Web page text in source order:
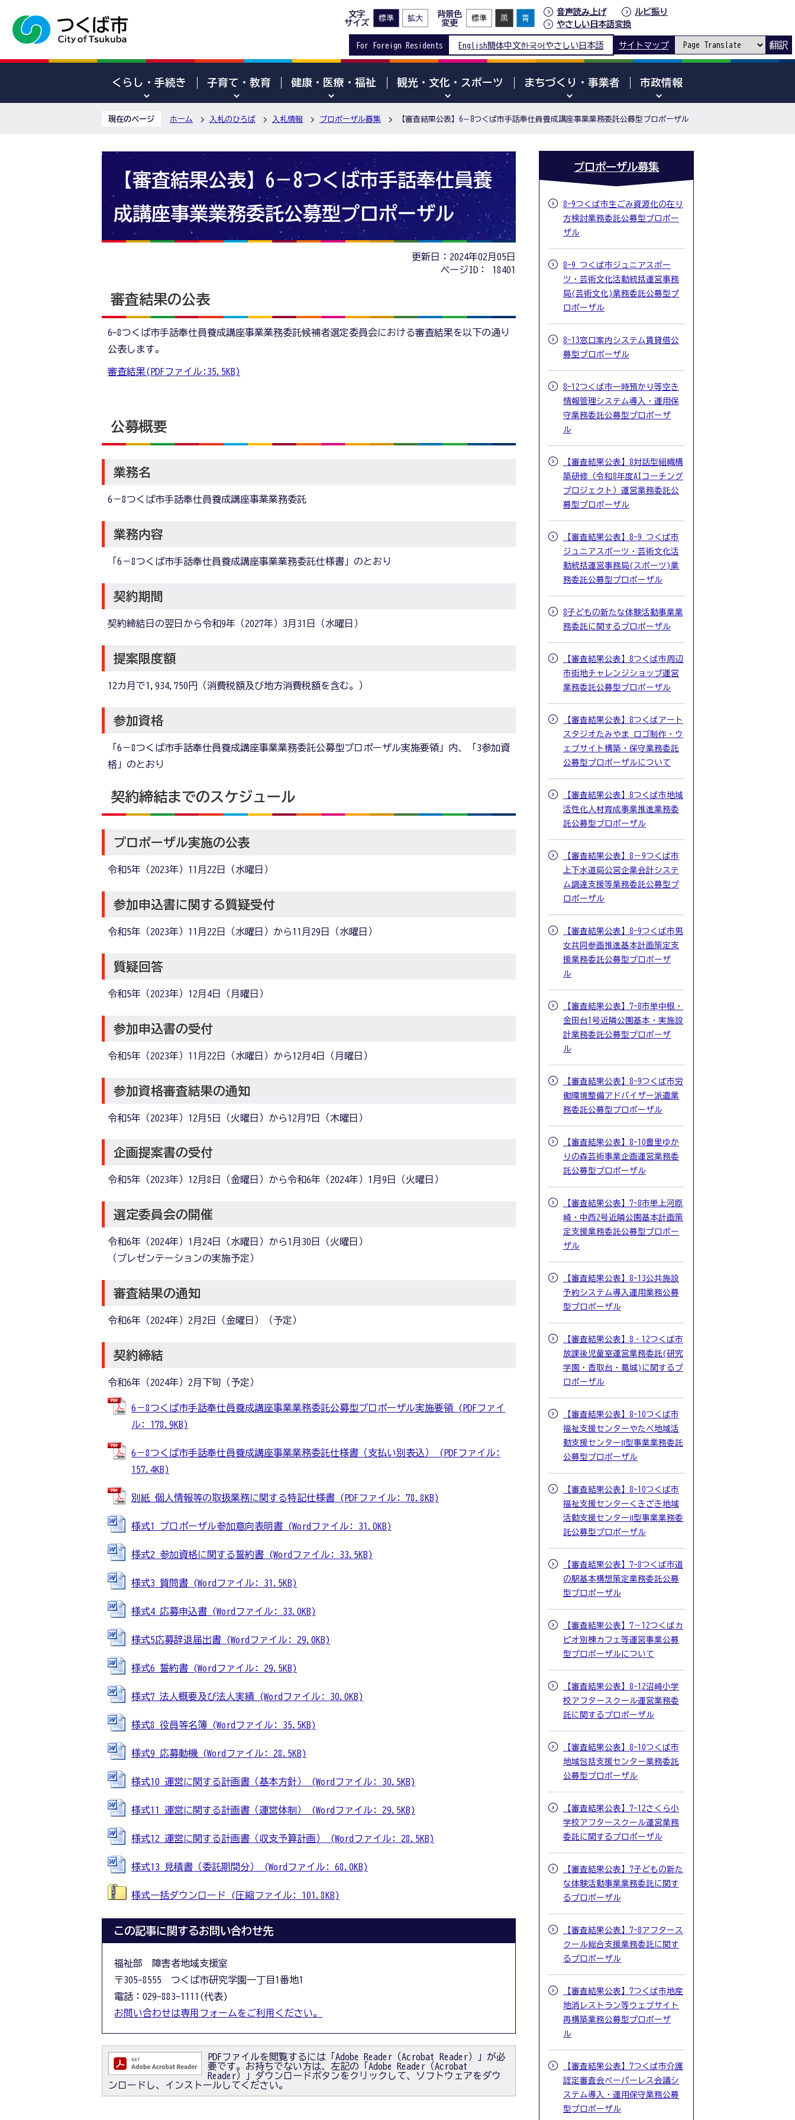
文字
サイズ
背景色
変更
音声読み上げ
ルビ振り
やさしい日本語変換
For Foreign Residents English簡体中文한국어 やさしい日本語 サイトマップ 翻訳
くらし・手続き 子育て・教育 健康・医療・福祉 観光・文化・スポーツ まちづくり・事業者 市政情報
現在のページ ホーム 入札のひろば 入札情報 プロポーザル募集 【審査結果公表】6－8つくば市手話奉仕員養成講座事業業務委託公募型プロポーザル
【審査結果公表】6－8つくば市手話奉仕員養
成講座事業業務委託公募型プロポーザル
更新日：2024年02月05日
ページID：
18401
審査結果の公表
6-8つくば市手話奉仕員養成講座事業業務委託候補者選定委員会における審査結果を以下の通り
公表します。
審査結果(PDFファイル:35.5KB)
公募概要
業務名
6－8つくば市手話奉仕員養成講座事業業務委託
業務内容
「6－8つくば市手話奉仕員養成講座事業業務委託仕様書」のとおり
契約期間
契約締結日の翌日から令和9年（2027年）3月31日（水曜日）
提案限度額
12カ月で1,934,750円（消費税額及び地方消費税額を含む。）
参加資格
「6－8つくば市手話奉仕員養成講座事業業務委託公募型プロポーザル実施要領」内、「3参加資
格」のとおり
契約締結までのスケジュール
プロポーザル実施の公表
令和5年（2023年）11月22日（水曜日）
参加申込書に関する質疑受付
令和5年（2023年）11月22日（水曜日）から11月29日（水曜日）
質疑回答
令和5年（2023年）12月4日（月曜日）
参加申込書の受付
令和5年（2023年）11月22日（水曜日）から12月4日（月曜日）
参加資格審査結果の通知
令和5年（2023年）12月5日（火曜日）から12月7日（木曜日）
企画提案書の受付
令和5年（2023年）12月8日（金曜日）から令和6年（2024年）1月9日（火曜日）
選定委員会の開催
令和6年（2024年）1月24日（水曜日）から1月30日（火曜日）
（プレゼンテーションの実施予定）
審査結果の通知
令和6年（2024年）2月2日（金曜日）（予定）
契約締結
令和6年（2024年）2月下旬（予定）
6－8つくば市手話奉仕員養成講座事業業務委託公募型プロポーザル実施要領 (PDFファイ
ル: 178.9KB)
6－8つくば市手話奉仕員養成講座事業業務委託仕様書（支払い別表込） (PDFファイル:
157.4KB)
別紙 個人情報等の取扱業務に関する特記仕様書 (PDFファイル: 78.8KB)
様式1 プロポーザル参加意向表明書 (Wordファイル: 31.0KB)
様式2 参加資格に関する誓約書 (Wordファイル: 33.5KB)
様式3 質問書 (Wordファイル: 31.5KB)
様式4 応募申込書 (Wordファイル: 33.0KB)
様式5応募辞退届出書 (Wordファイル: 29.0KB)
様式6 誓約書 (Wordファイル: 29.5KB)
様式7 法人概要及び法人実績 (Wordファイル: 30.0KB)
様式8 役員等名簿 (Wordファイル: 35.5KB)
様式9 応募動機 (Wordファイル: 28.5KB)
様式10 運営に関する計画書（基本方針） (Wordファイル: 30.5KB)
様式11 運営に関する計画書（運営体制） (Wordファイル: 29.5KB)
様式12 運営に関する計画書（収支予算計画） (Wordファイル: 28.5KB)
様式13 見積書（委託期間分） (Wordファイル: 68.0KB)
様式一括ダウンロード (圧縮ファイル: 101.8KB)
この記事に関するお問い合わせ先
福祉部 障害者地域支援室
〒305-8555 つくば市研究学園一丁目1番地1
電話：029-883-1111(代表)
お問い合わせは専用フォームをご利用ください。
PDFファイルを閲覧するには「Adobe Reader（Acrobat Reader）」が必
要です。お持ちでない方は、左記の「Adobe Reader（Acrobat
Reader）」ダウンロードボタンをクリックして、ソフトウェアをダウ
ンロードし、インストールしてください。
プロポーザル募集
8-9つくば市生ごみ資源化の在り
方検討業務委託公募型プロポー
ザル
8-9 つくば市ジュニアスポー
ツ・芸術文化活動統括運営事務
局(芸術文化)業務委託公募型プ
ロポーザル
8-13窓口案内システム賃貸借公
募型プロポーザル
8-12つくば市一時預かり等空き
情報管理システム導入・運用保
守業務委託公募型プロポーザ
ル
【審査結果公表】8対話型組織構
築研修（令和8年度AIコーチング
プロジェクト）運営業務委託公
募型プロポーザル
【審査結果公表】8-9 つくば市
ジュニアスポーツ・芸術文化活
動統括運営事務局(スポーツ)業
務委託公募型プロポーザル
8子どもの新たな体験活動事業業
務委託に関するプロポーザル
【審査結果公表】8つくば市周辺
市街地チャレンジショップ運営
業務委託公募型プロポーザル
【審査結果公表】8つくばアート
スタジオたみやま ロゴ制作・ウ
ェブサイト構築・保守業務委託
公募型プロポーザルについて
【審査結果公表】8つくば市地域
活性化人材育成事業推進業務委
託公募型プロポーザル
【審査結果公表】8－9つくば市
上下水道局公営企業会計システ
ム調達支援等業務委託公募型プ
ロポーザル
【審査結果公表】8-9つくば市男
女共同参画推進基本計画策定支
援業務委託公募型プロポーザ
ル
【審査結果公表】7-8市単中根・
金田台1号近隣公園基本・実施設
計業務委託公募型プロポーザ
ル
【審査結果公表】8-9つくば市労
働環境整備アドバイザー派遣業
務委託公募型プロポーザル
【審査結果公表】8-10豊里ゆか
りの森芸術事業企画運営業務委
託公募型プロポーザル
【審査結果公表】7-8市単上河原
崎・中西2号近隣公園基本計画策
定支援業務委託公募型プロポー
ザル
【審査結果公表】8-13公共施設
予約システム導入運用業務公募
型プロポーザル
【審査結果公表】8‐12つくば市
放課後児童室運営業務委託(研究
学園・香取台・葛城)に関するプ
ロポーザル
【審査結果公表】8-10つくば市
福祉支援センターやたべ地域活
動支援センターⅡ型事業業務委託
公募型プロポーザル
【審査結果公表】8-10つくば市
福祉支援センターくきざき地域
活動支援センターⅡ型事業業務委
託公募型プロポーザル
【審査結果公表】7-8つくば市道
の駅基本構想策定業務委託公募
型プロポーザル
【審査結果公表】7－12つくばカ
ピオ別棟カフェ等運営事業公募
型プロポーザルについて
【審査結果公表】8-12沼崎小学
校アフタースクール運営業務委
託に関するプロポーザル
【審査結果公表】8-10つくば市
地域包括支援センター業務委託
公募型プロポーザル
【審査結果公表】7-12さくら小
学校アフタースクール運営業務
委託に関するプロポーザル
【審査結果公表】7子どもの新た
な体験活動事業業務委託に関す
るプロポーザル
【審査結果公表】7-8アフタース
クール総合支援業務委託に関す
るプロポーザル
【審査結果公表】7つくば市地産
地消レストラン等ウェブサイト
再構築業務公募型プロポーザ
ル
【審査結果公表】7つくば市介護
認定審査会ペーパーレス会議シ
ステム導入・運用保守業務公募
型プロポーザル